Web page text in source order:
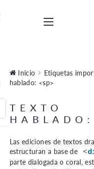
Inicio
Etiquetas
hablado: <sp>
TEXTO
Las ediciones de textos
estructuran a base de
<
parte dialogada o coral,